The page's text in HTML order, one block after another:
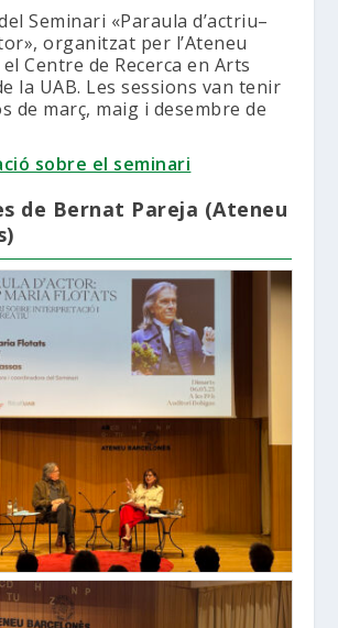
Seminari «Paraula d’actriu–
organitzat per l’Ateneu
Centre de Recerca en Arts
la UAB. Les sessions van tenir
de març, maig i desembre de
sobre el seminari
de Bernat Pareja (Ateneu